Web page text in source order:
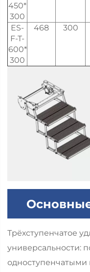
450*
300
ES-
F-T-
600*
300
468 300
Трёхступенчатое
универсальности: